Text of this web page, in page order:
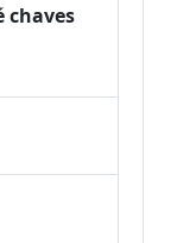
chaves